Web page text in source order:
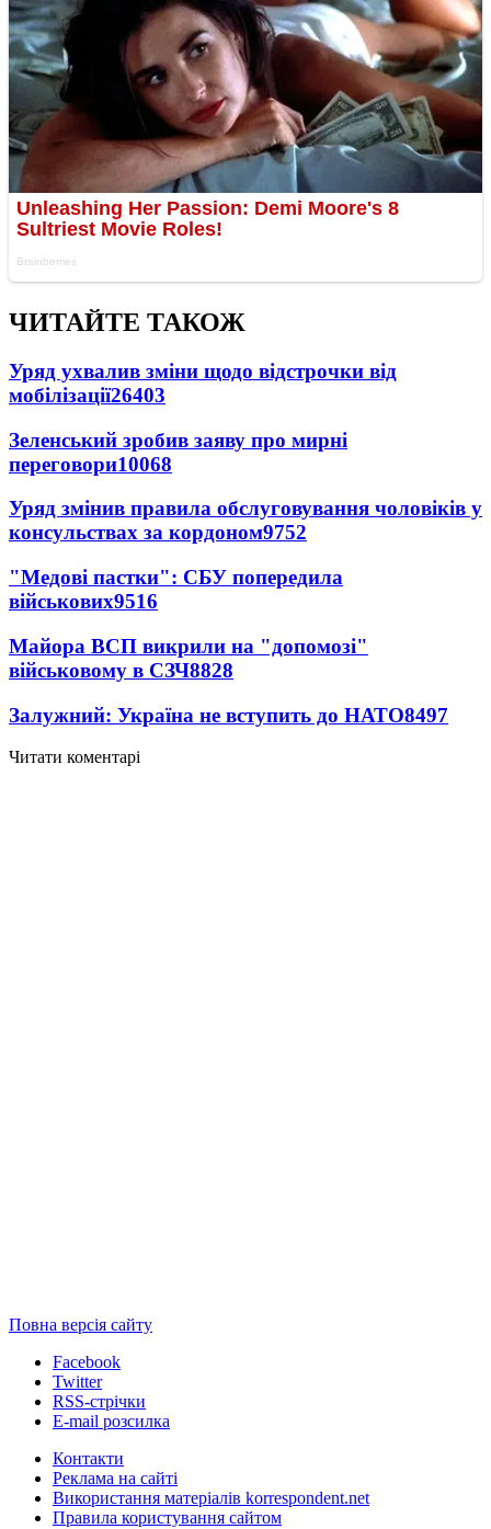
ЧИТАЙТЕ ТАКОЖ
Уряд ухвалив зміни щодо відстрочки від
мобілізації26403
Зеленський зробив заяву про мирні
переговори10068
Уряд змінив правила обслуговування чоловіків у
консульствах за кордоном9752
"Медові пастки": СБУ попередила
військових9516
Майора ВСП викрили на "допомозі"
військовому в СЗЧ8828
Залужний: Україна не вступить до НАТО8497
Читати коментарі
Повна версія сайту
Facebook
Twitter
RSS-стрічки
E-mail розсилка
Контакти
Реклама на сайті
Використання матеріалів korrespondent.net
Правила користування сайтом